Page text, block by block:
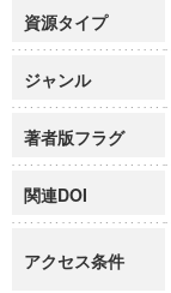
資源タイプ
ジャンル
著者版フラグ
関連DOI
アクセス条件